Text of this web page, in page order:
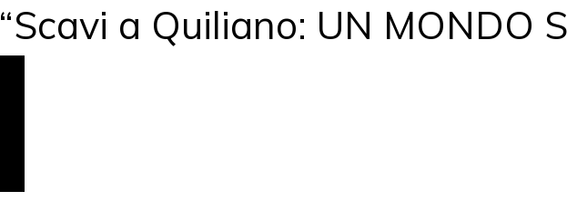
“Scavi a Quiliano: UN MONDO